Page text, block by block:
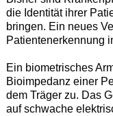
die Identität ihrer
bringen. Ein neues
Patientenerkennung
Ein biometrisches
Bioimpedanz einer
dem Träger zu. Das
auf schwache